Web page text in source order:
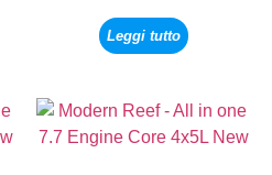
Leggi tutto